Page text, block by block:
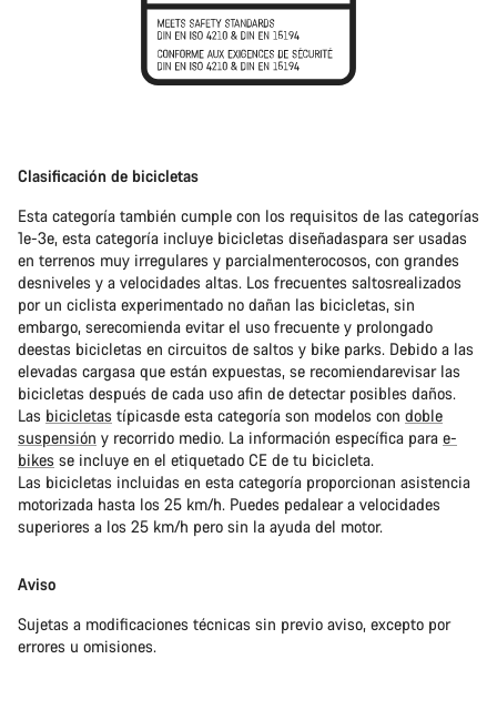
Clasificación de bicicletas
Esta categoría también cumple con los requisitos de las categorías
1e-3e, esta categoría incluye bicicletas diseñadaspara ser usadas
en terrenos muy irregulares y parcialmenterocosos, con grandes
desniveles y a velocidades altas. Los frecuentes saltosrealizados
por un ciclista experimentado no dañan las bicicletas, sin
embargo, serecomienda evitar el uso frecuente y prolongado
deestas bicicletas en circuitos de saltos y bike parks. Debido a las
elevadas cargasa que están expuestas, se recomiendarevisar las
bicicletas después de cada uso afin de detectar posibles daños.
Las bicicletas típicasde esta categoría son modelos con doble
suspensión y recorrido medio. La información específica para e-
bikes se incluye en el etiquetado CE de tu bicicleta.
Las bicicletas incluidas en esta categoría proporcionan asistencia
motorizada hasta los 25 km/h. Puedes pedalear a velocidades
superiores a los 25 km/h pero sin la ayuda del motor.
Aviso
Sujetas a modificaciones técnicas sin previo aviso, excepto por
errores u omisiones.